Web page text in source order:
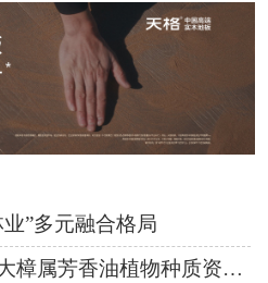
”多元融合格局
四川宜宾建成全国最大樟属芳香油植物种质资源异地保存库